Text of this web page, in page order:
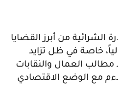
الشرائية من أبرز القضايا
خاصة في ظل تزايد
العمال والنقابات
مع الوضع الاقتصادي